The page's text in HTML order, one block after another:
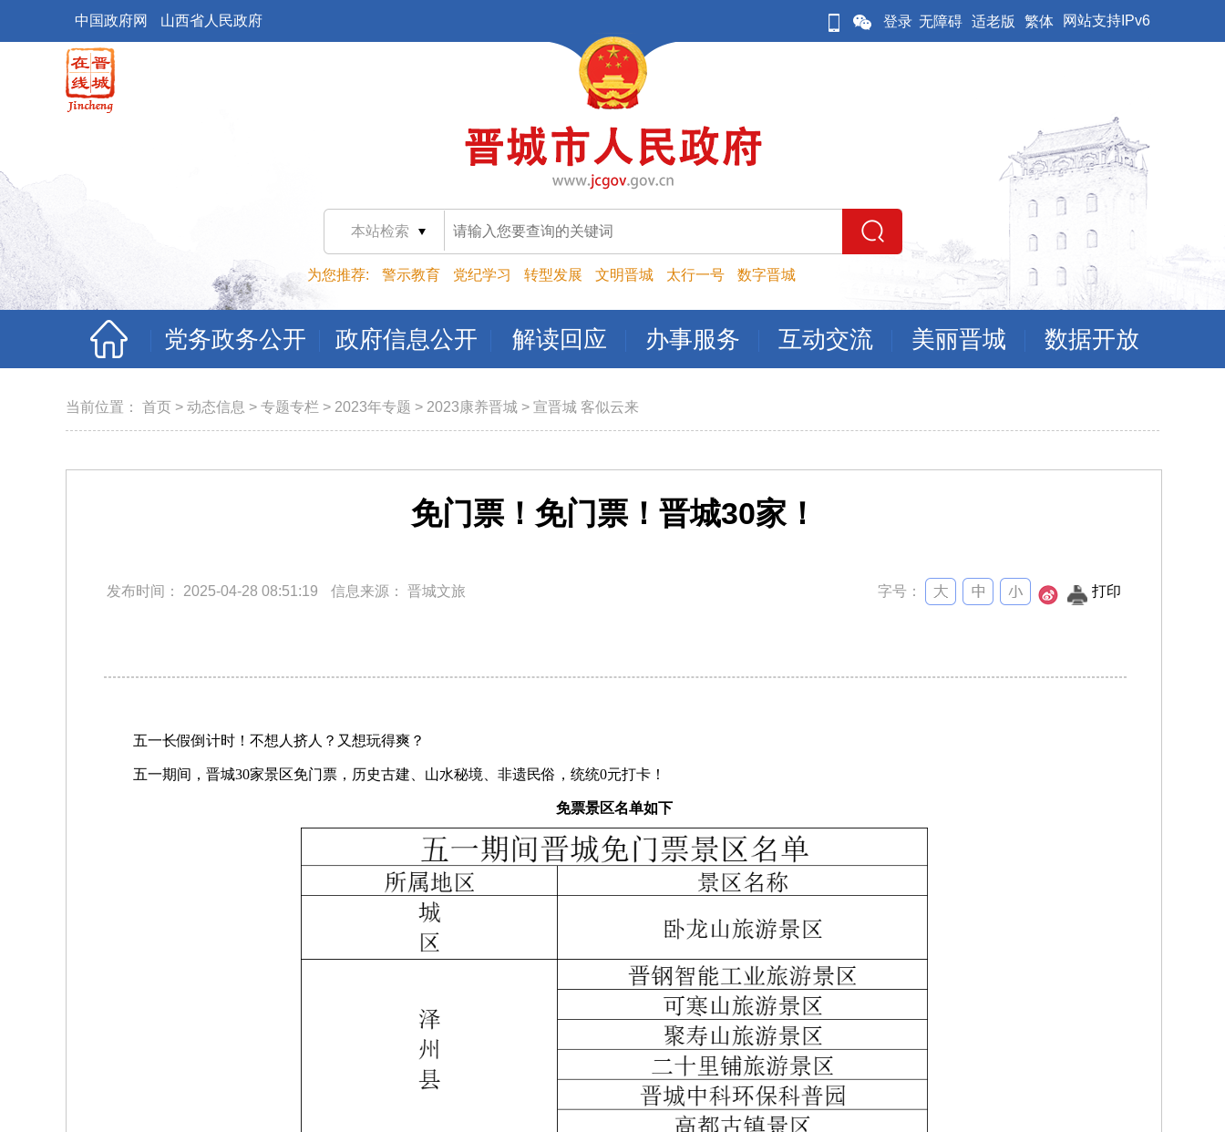
中国政府网 山西省人民政府 登录 无障碍 适老版 繁体 网站支持IPv6
本站检索
为您推荐: 警示教育 党纪学习 转型发展 文明晋城 太行一号 数字晋城
党务政务公开 政府信息公开 解读回应 办事服务 互动交流 美丽晋城 数据开放
当前位置： 首页 > 动态信息 > 专题专栏 > 2023年专题 > 2023康养晋城 > 宣晋城 客似云来
免门票！免门票！晋城30家！
发布时间： 2025-04-28 08:51:19 信息来源： 晋城文旅 字号： 打印
五一长假倒计时！不想人挤人？又想玩得爽？
五一期间，晋城30家景区免门票，历史古建、山水秘境、非遗民俗，统统0元打卡！
免票景区名单如下